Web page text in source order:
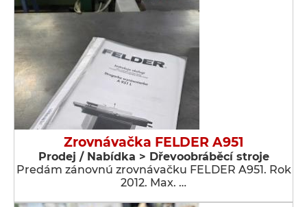
Zrovnávačka FELDER A951
Prodej / Nabídka > Dřevoobráběcí stroje
Predám zánovnú zrovnávačku FELDER A951. Rok
2012. Max. …